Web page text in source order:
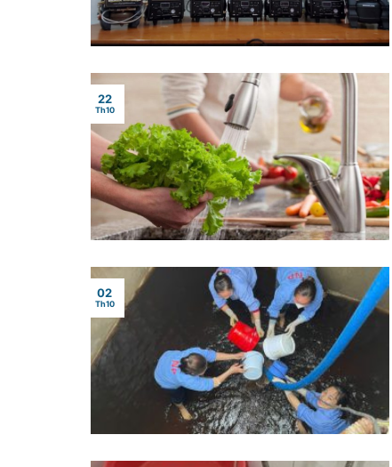
22
Th10
02
Th10